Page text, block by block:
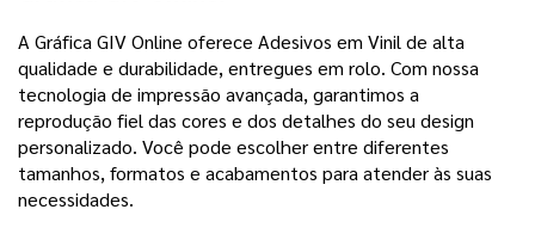
A Gráfica GIV Online oferece Adesivos em Vinil de alta
qualidade e durabilidade, entregues em rolo. Com nossa
tecnologia de impressão avançada, garantimos a
reprodução fiel das cores e dos detalhes do seu design
personalizado. Você pode escolher entre diferentes
tamanhos, formatos e acabamentos para atender às suas
necessidades.